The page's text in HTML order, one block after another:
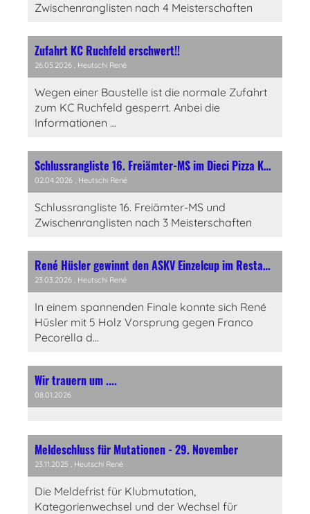
Zwischenranglisten nach 4 Meisterschaften
Zufahrt KC Ruchfeld erschwert!!
26.05.2026 , Heutschi René
Wegen einer Baustelle ist die normale Zufahrt
zum KC Ruchfeld gesperrt. Anbei die
Informationen ...
Schlussrangliste 16. Freiämter-MS im Dieci Pizza Kurier, Wohlen
02.04.2026 , Heutschi René
Schlussrangliste 16. Freiämter-MS und
Zwischenranglisten nach 3 Meisterschaften
René Hüsler gewinnt den ASKV Einzelcup im Restaurant Sonnenberg, Brugg
23.03.2026 , Heutschi René
In einem spannenden Finale konnte sich René
Hüsler mit 5 Holz Vorsprung gegen Franco
Pecorella d...
Wir trauern um ....
08.01.2026
Meldeschluss für Mutationen - 29. November
23.11.2025 , Heutschi René
Die Meldefrist für Klubmutation,
Kategorienwechsel und der Wechsel für